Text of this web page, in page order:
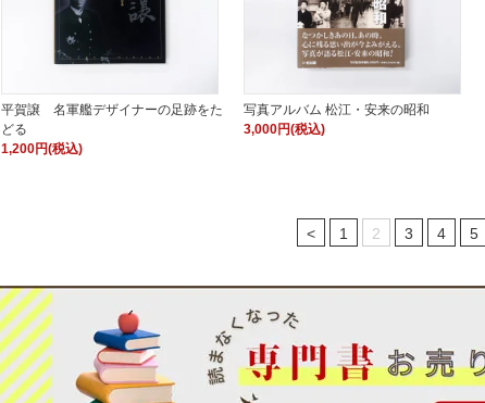
平賀譲 名軍艦デザイナーの足跡をた
どる
1,200円(税込)
写真アルバム 松江・安来の昭和
3,000円(税込)
< 1 2 3 4 5